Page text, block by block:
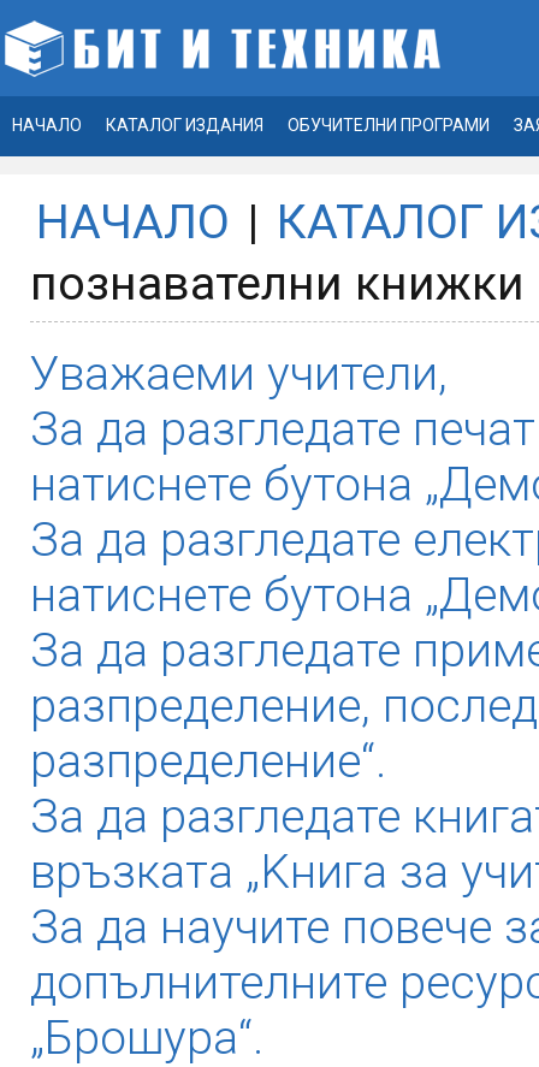
НАЧАЛО КАТАЛОГ ИЗДАНИЯ ОБУЧИТЕЛНИ ПРОГРАМИ
НАЧАЛО | КАТАЛОГ
познавателни книжки
Уважаеми учители,
За да разгледате
натиснете бутона
За да разгледате
натиснете бутона
За да разгледате
разпределение,
разпределение“.
За да разгледате
връзката „Kнига за
За да научите повече
допълнителните
„Брошура“.